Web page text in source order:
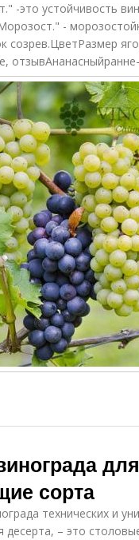
-это устойчивость
-
созрев.ЦветРазмер
отзывАнанасныйранне-
сорта
технических и
– это